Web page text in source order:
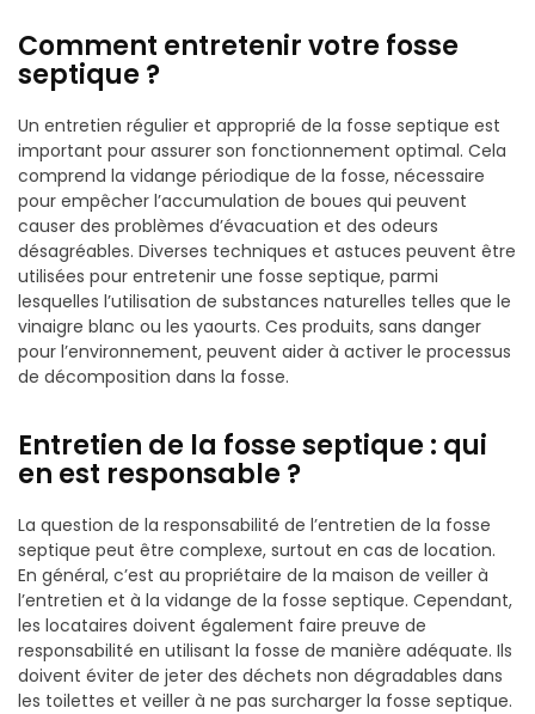
Comment entretenir votre fosse
septique ?
Un entretien régulier et approprié de la fosse septique est
important pour assurer son fonctionnement optimal. Cela
comprend la vidange périodique de la fosse, nécessaire
pour empêcher l’accumulation de boues qui peuvent
causer des problèmes d’évacuation et des odeurs
désagréables. Diverses techniques et astuces peuvent être
utilisées pour entretenir une fosse septique, parmi
lesquelles l’utilisation de substances naturelles telles que le
vinaigre blanc ou les yaourts. Ces produits, sans danger
pour l’environnement, peuvent aider à activer le processus
de décomposition dans la fosse.
Entretien de la fosse septique : qui
en est responsable ?
La question de la responsabilité de l’entretien de la fosse
septique peut être complexe, surtout en cas de location.
En général, c’est au propriétaire de la maison de veiller à
l’entretien et à la vidange de la fosse septique. Cependant,
les locataires doivent également faire preuve de
responsabilité en utilisant la fosse de manière adéquate. Ils
doivent éviter de jeter des déchets non dégradables dans
les toilettes et veiller à ne pas surcharger la fosse septique.